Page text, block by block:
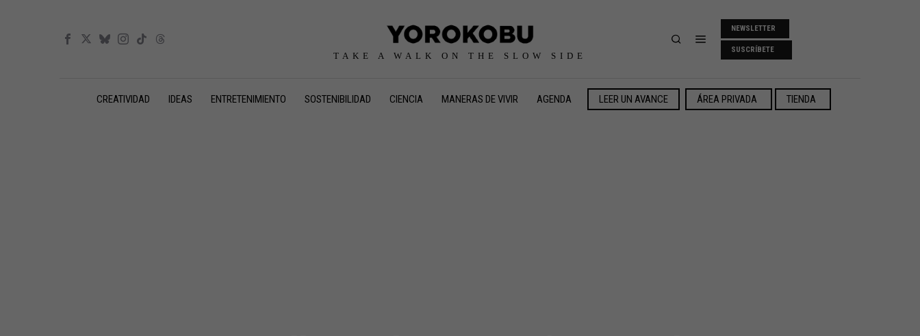
TAKE A WALK ON THE SLOW SIDE
NEWSLETTER
SUSCRÍBETE
CREATIVIDAD IDEAS ENTRETENIMIENTO SOSTENIBILIDAD CIENCIA MANERAS DE VIVIR AGENDA LEER UN AVANCE ÁREA PRIVADA TIENDA